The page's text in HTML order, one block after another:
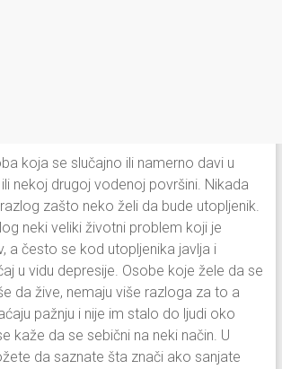
koja se slučajno ili namerno davi u
nekoj drugoj vodenoj površini. Nikada
zašto neko želi da bude utopljenik.
neki veliki životni problem koji je
a često se kod utopljenika javlja i
u vidu depresije. Osobe koje žele da se
da žive, nemaju više razloga za to a
pažnju i nije im stalo do ljudi oko
kaže da se sebični na neki način. U
da saznate šta znači ako sanjate